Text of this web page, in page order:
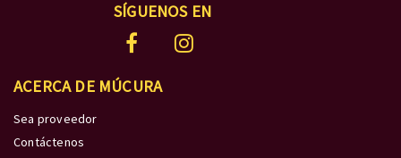
SÍGUENOS EN
ACERCA DE MÚCURA
Sea proveedor
Contáctenos